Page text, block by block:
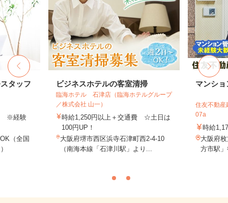
タッフ
※経験
（全国
ビジネスホテルの客室清掃
臨海ホテル 石津店（臨海ホテルグループ
／株式会社 山一）
時給1,250円以上＋交通費 ☆土日は
100円UP！
大阪府堺市西区浜寺石津町西2-4-10
（南海本線「石津川駅」より...
マンシ
住友不動産
07a
時給
大阪府
方市駅